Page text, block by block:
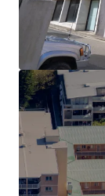
with
250m*
multiple
premium
both
lifestyle
Park and
two being